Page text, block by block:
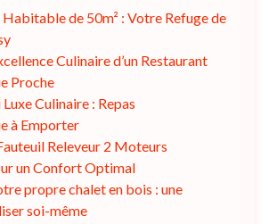
de 50m² : Votre Refuge de
Culinaire d’un Restaurant
Proche
Culinaire : Repas
à Emporter
Releveur 2 Moteurs
un Confort Optimal
propre chalet en bois : une
soi-même